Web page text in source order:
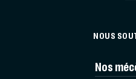
NOUS
Nos